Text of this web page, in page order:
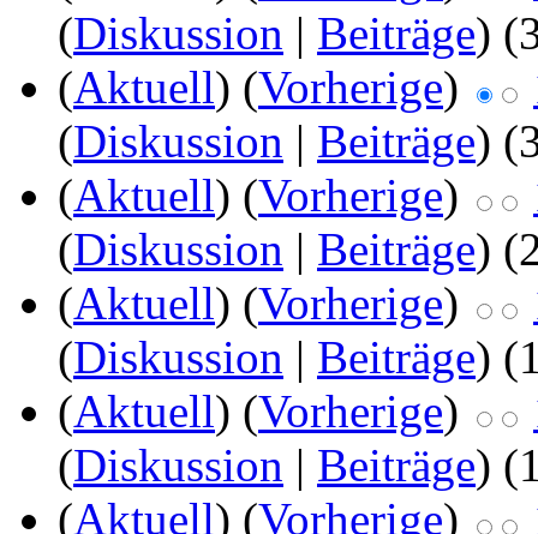
(Diskussion | Beiträge)
(Aktuell) (Vorherige)
(Diskussion | Beiträge)
(Aktuell) (Vorherige)
(Diskussion | Beiträge)
(Aktuell) (Vorherige)
(Diskussion | Beiträge)
(Aktuell) (Vorherige)
(Diskussion | Beiträge)
(Aktuell) (Vorherige)